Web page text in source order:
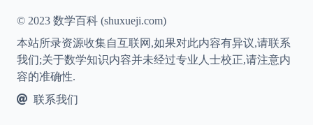
© 2023 数学百科 (shuxueji.com)
本站所录资源收集自互联网,如果对此内容有异议,请联系
我们;关于数学知识内容并未经过专业人士校正,请注意内
容的准确性.
联系我们